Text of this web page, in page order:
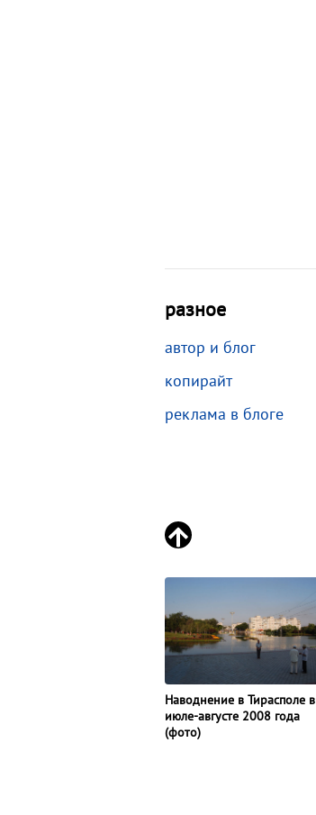
разное
автор и блог
копирайт
реклама в блоге
Наводнение в Тирасполе в
июле-августе 2008 года
(фото)